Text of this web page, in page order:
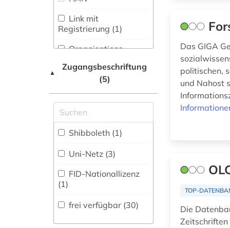
Medizin (3)
Militärwissenschaft
(0)
(0)
Natur- und
Umweltschutz (0)
Pädagogik (1)
Philosophie (1)
Physik (0)
Politologie (10)
Psychologie (0)
firma (1)
flucht (1)
forschungsdaten (2)
frankreich (1)
frau (1)
frauenforschung (1)
(1)
Link mit
Registrierung (1)
Organisations-
Shibboleth (1)
Zugriff vor Ort
▲
Zugangsbeschriftung
(5)
Shibboleth (1)
Uni-Netz (3)
FID-Nationallizenz
(1)
frei verfügbar (30)
Das GIGA
politischen,
und Nahost
TOP-
Die